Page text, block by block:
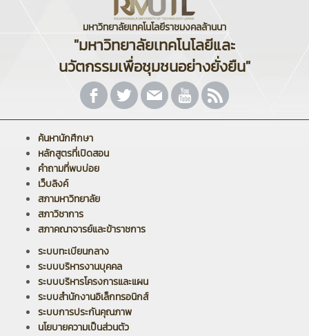
มหาวิทยาลัยเทคโนโลยีราชมงคลล้านนา
"มหาวิทยาลัยเทคโนโลยีและ
นวัตกรรมเพื่อชุมชนอย่างยั่งยืน"
ค้นหานักศึกษา
หลักสูตรที่เปิดสอน
คำถามที่พบบ่อย
เว็บลิงค์
สภามหาวิทยาลัย
สภาวิชาการ
สภาคณาจารย์และข้าราชการ
ระบบทะเบียนกลาง
ระบบบริหารงานบุคคล
ระบบบริหารโครงการและแผน
ระบบสำนักงานอิเล็กทรอนิกส์
ระบบการประกันคุณภาพ
นโยบายความเป็นส่วนตัว